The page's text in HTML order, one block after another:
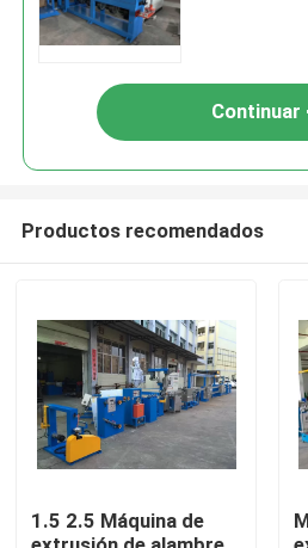
En casa
Continuar
Productos recomendados
1.5 2.5 Máquina de